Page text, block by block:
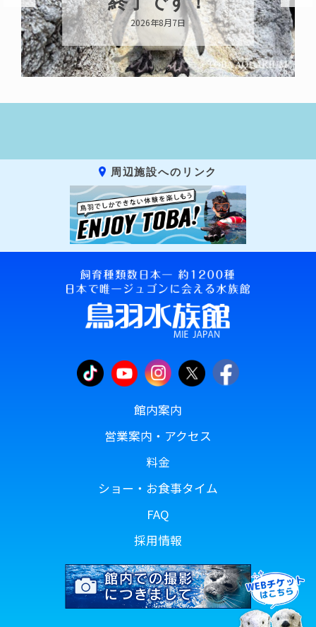
2026年8月7日
周辺施設へのリンク
館内案内
営業案内・アクセス
料金
ショー・お食事タイム
FAQ
採用情報